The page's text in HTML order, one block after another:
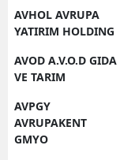
AVHOL AVRUPA
YATIRIM HOLDING
AVOD A.V.O.D GIDA
VE TARIM
AVPGY
AVRUPAKENT
GMYO